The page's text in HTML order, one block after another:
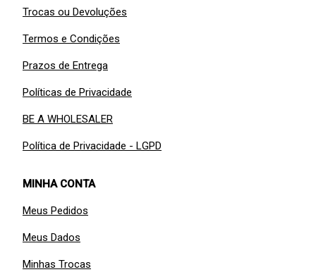
Trocas ou Devoluções
Termos e Condições
Prazos de Entrega
Políticas de Privacidade
BE A WHOLESALER
Política de Privacidade - LGPD
MINHA CONTA
Meus Pedidos
Meus Dados
Minhas Trocas